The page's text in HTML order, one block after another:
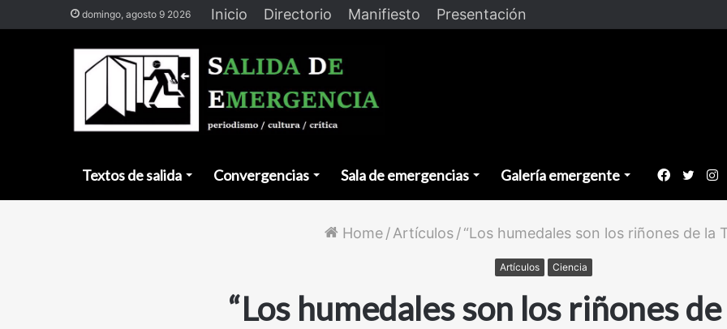
domingo, agosto 9 2026 Inicio Directorio Manifiesto Presentación
Textos de salida Convergencias Sala de emergencias Galería emergente Facebook
Home/Artículos/“Los humedales son los riñones de la
Artículos Ciencia
“Los humedales son los riñones